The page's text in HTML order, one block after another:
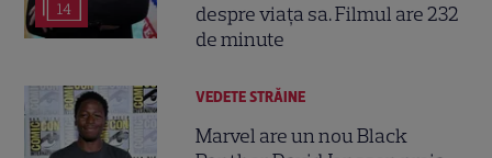
14
despre viața sa. Filmul are 232
de minute
VEDETE STRĂINE
Marvel are un nou Black